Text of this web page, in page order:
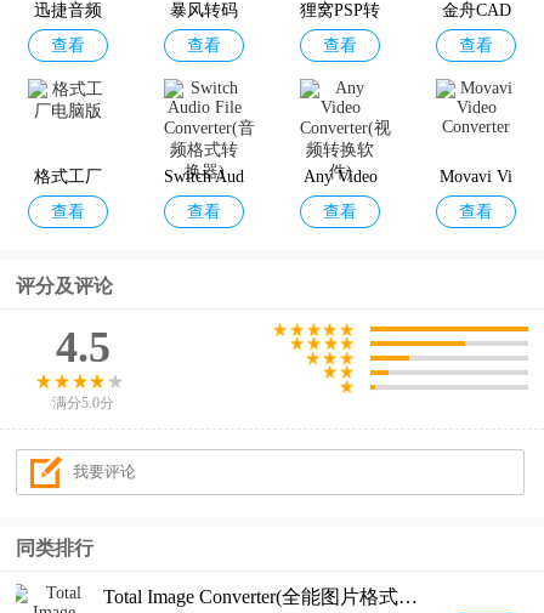
迅捷音频
转换器
查看
暴风转码
电脑版
查看
狸窝PSP转
换器
查看
金舟CAD
转换器
查看
格式工厂
电脑版
查看
Switch Aud
io File Con
查看
Any Video
Converter
查看
Movavi Vi
deo Conver
查看
评分及评论
4.5
满分5.0分
同类排行
Total Image Converter(全能图片格式转换器)